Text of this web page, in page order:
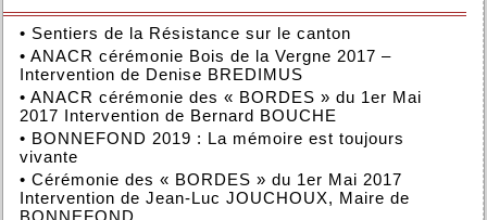
• Sentiers de la Résistance sur le canton
• ANACR cérémonie Bois de la Vergne 2017 –
Intervention de Denise BREDIMUS
• ANACR cérémonie des « BORDES » du 1er Mai
2017 Intervention de Bernard BOUCHE
• BONNEFOND 2019 : La mémoire est toujours
vivante
• Cérémonie des « BORDES » du 1er Mai 2017
Intervention de Jean-Luc JOUCHOUX, Maire de
BONNEFOND